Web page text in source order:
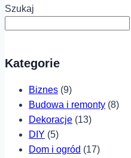
Szukaj
Kategorie
Biznes (9)
Budowa i remonty (8)
Dekoracje (13)
DIY (5)
Dom i ogród (17)